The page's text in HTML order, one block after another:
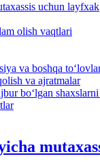
uchun layfхak
olish vaqtlari
va boshqa
va ajratmalar
boʻlgan